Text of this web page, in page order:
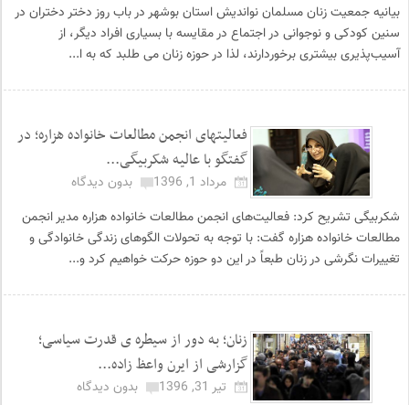
بیانیه جمعیت زنان مسلمان نواندیش استان بوشهر در باب روز دختر دختران در
سنین کودکی و نوجوانی در اجتماع در مقایسه با بسیاری افراد دیگر، از
آسیب‌پذیری بیشتری برخوردارند، لذا در حوزه زنان می طلبد که به ا...
فعالیتهای انجمن مطالعات خانواده هزاره؛ در
گفتگو با عالیه شکربیگی...
مرداد 1, 1396
بدون دیدگاه
شکربیگی تشریح کرد: فعالیت‌های انجمن مطالعات خانواده هزاره مدیر انجمن
مطالعات خانواده هزاره گفت: با توجه به تحولات الگوهای زندگی خانوادگی و
تغییرات نگرشی در زنان طبعاً در این دو حوزه حرکت خواهیم کرد و...
زنان؛ به دور از سیطره ی قدرت سیاسی؛
گزارشی از ایرن واعظ زاده...
تیر 31, 1396
بدون دیدگاه